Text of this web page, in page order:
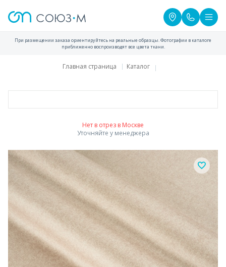
При размещении заказа ориентируйтесь на реальные образцы. Фотографии в каталоге
приближенно воспроизводят все цвета ткани.
Главная страница Каталог
Нет в отрез в Москве
Уточняйте у менеджера